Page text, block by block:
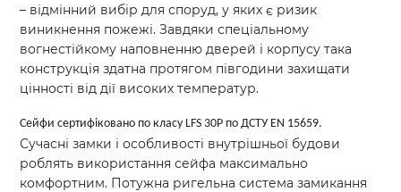
– відмінний вибір для споруд, у яких є ризик
виникнення пожежі. Завдяки спеціальному
вогнестійкому наповненню дверей і корпусу така
конструкція здатна протягом півгодини захищати
цінності від дії високих температур.
Сейфи сертифіковано по класу LFS 30P по ДСТУ EN 15659.
Сучасні замки і особливості внутрішньої будови
роблять використання сейфа максимально
комфортним. Потужна ригельна система замикання